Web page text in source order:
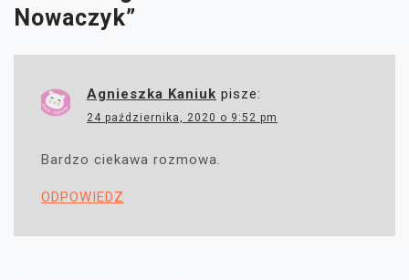
Nowaczyk”
Agnieszka Kaniuk pisze:
24 października, 2020 o 9:52 pm
Bardzo ciekawa rozmowa.
ODPOWIEDZ